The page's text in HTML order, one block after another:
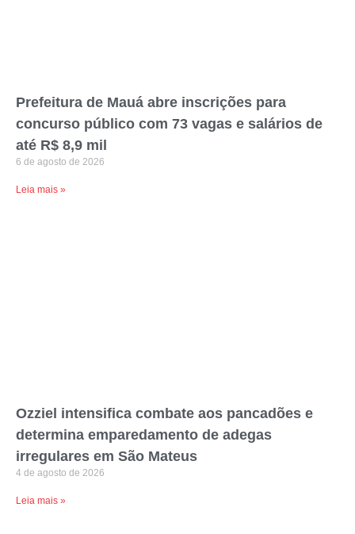
Prefeitura de Mauá abre inscrições para
concurso público com 73 vagas e salários de
até R$ 8,9 mil
6 de agosto de 2026
Leia mais »
Ozziel intensifica combate aos pancadões e
determina emparedamento de adegas
irregulares em São Mateus
4 de agosto de 2026
Leia mais »